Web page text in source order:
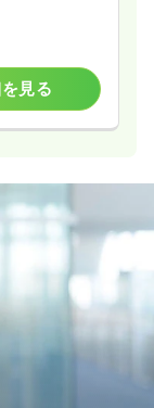
見る